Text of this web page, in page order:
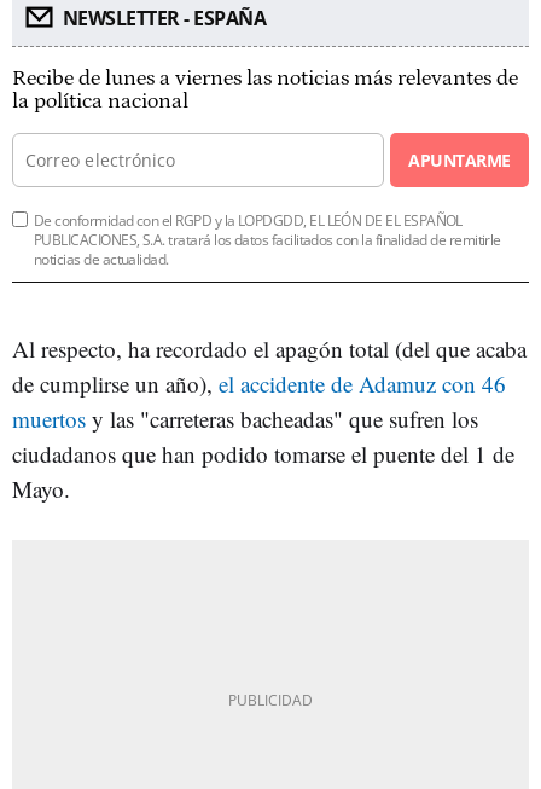
NEWSLETTER - ESPAÑA
Recibe de lunes a viernes las noticias más relevantes de
la política nacional
APUNTARME
De conformidad con el RGPD y la LOPDGDD, EL LEÓN DE EL ESPAÑOL
PUBLICACIONES, S.A. tratará los datos facilitados con la finalidad de remitirle
noticias de actualidad.
Al respecto, ha recordado el apagón total (del que acaba
de cumplirse un año), el accidente de Adamuz con 46
muertos y las "carreteras bacheadas" que sufren los
ciudadanos que han podido tomarse el puente del 1 de
Mayo.